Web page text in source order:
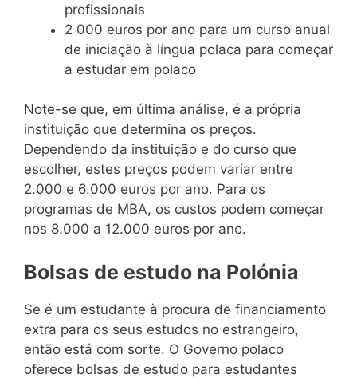
profissionais
2 000 euros por ano para um curso anual
de iniciação à língua polaca para começar
a estudar em polaco
Note-se que, em última análise, é a própria
instituição que determina os preços.
Dependendo da instituição e do curso que
escolher, estes preços podem variar entre
2.000 e 6.000 euros por ano. Para os
programas de MBA, os custos podem começar
nos 8.000 a 12.000 euros por ano.
Bolsas de estudo na Polónia
Se é um estudante à procura de financiamento
extra para os seus estudos no estrangeiro,
então está com sorte. O Governo polaco
oferece bolsas de estudo para estudantes